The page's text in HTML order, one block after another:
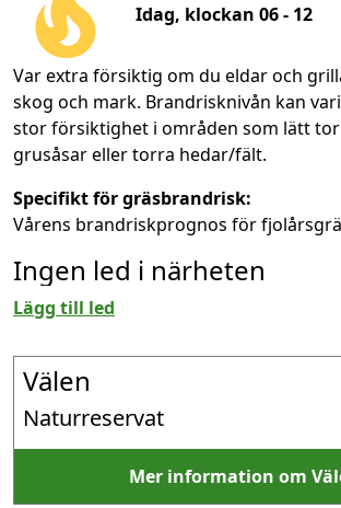
Idag, klockan 06 - 12
Var extra försiktig om du eldar och
skog och mark. Brandrisknivån kan
stor försiktighet i områden som lätt
grusåsar eller torra hedar/fält.
Specifikt för gräsbrandrisk:
Vårens brandriskprognos för
Ingen led i närheten
Lägg till led
Välen
Naturreservat
Mer information om